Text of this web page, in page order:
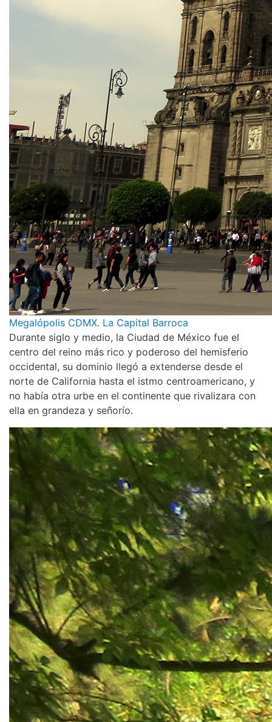
Megalópolis CDMX. La Capital Barroca
Durante siglo y medio, la Ciudad de México fue el
centro del reino más rico y poderoso del hemisferio
occidental, su dominio llegó a extenderse desde el
norte de California hasta el istmo centroamericano, y
no había otra urbe en el continente que rivalizara con
ella en grandeza y señorío.